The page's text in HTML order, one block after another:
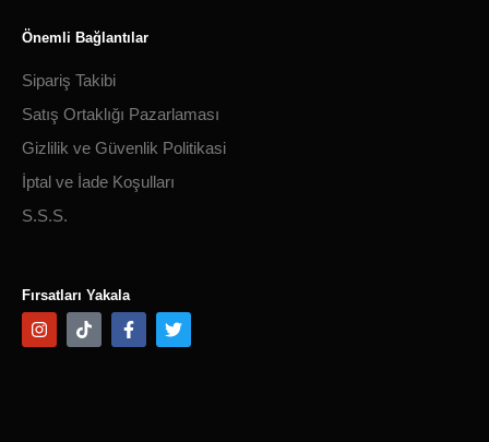
Önemli Bağlantılar
Sipariş Takibi
Satış Ortaklığı Pazarlaması
Gizlilik ve Güvenlik Politikasi
İptal ve İade Koşulları
S.S.S.
Fırsatları Yakala